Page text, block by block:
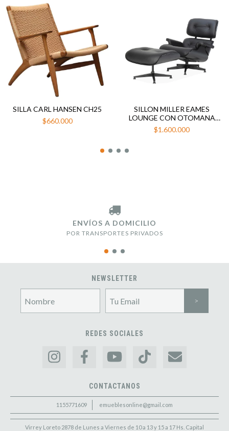
SILLA CARL HANSEN CH25
$660.000
SILLON MILLER EAMES
LOUNGE CON OTOMANA
ECOCUERO TOTAL BLACK
$1.600.000
ENVÍOS A DOMICILIO
POR TRANSPORTES PRIVADOS
NEWSLETTER
REDES SOCIALES
CONTACTANOS
1155771609 emueblesonline@gmail.com
Virrey Loreto 2878 de Lunes a Viernes de 10 a 13 y 15 a 17 Hs. Capital